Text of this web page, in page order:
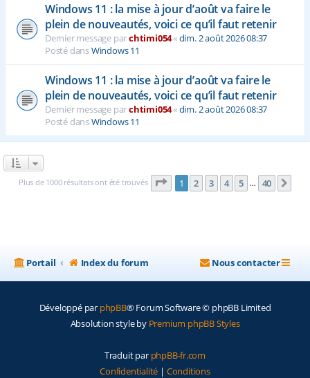
Windows 11 : la mise à jour d’août va faire le
plein de nouveautés, voici ce qu’il faut retenir
Dernier message parchtimi054«dim. 2 août 2026 08:37
Posté dansWindows 11
Windows 11 : la mise à jour d’août va faire le
plein de nouveautés, voici ce qu’il faut retenir
Dernier message parchtimi054«dim. 2 août 2026 08:37
Posté dansWindows 11
Plus de 1000 résultats ont été trouvés Page 1sur40
1 2 3 4 5 … 40
Portail Index du forum Nous contacter
Développé par phpBB® Forum Software © phpBB Limited
Absolution style by Premium phpBB Styles
Traduit par phpBB-fr.com
Confidentialité | Conditions